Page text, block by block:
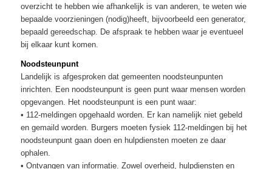
overzicht te hebben wie afhankelijk is van anderen, te weten wie
bepaalde voorzieningen (nodig)heeft, bijvoorbeeld een generator,
bepaald gereedschap. De afspraak te hebben waar je eventueel
bij elkaar kunt komen.
Noodsteunpunt
Landelijk is afgesproken dat gemeenten noodsteunpunten
inrichten. Een noodsteunpunt is geen punt waar mensen worden
opgevangen. Het noodsteunpunt is een punt waar:
• 112-meldingen opgehaald worden. Er kan namelijk niet gebeld
en gemaild worden. Burgers moeten fysiek 112-meldingen bij het
noodsteunpunt gaan doen en hulpdiensten moeten ze daar
ophalen.
• Ontvangen van informatie. Zowel overheid, hulpdiensten en